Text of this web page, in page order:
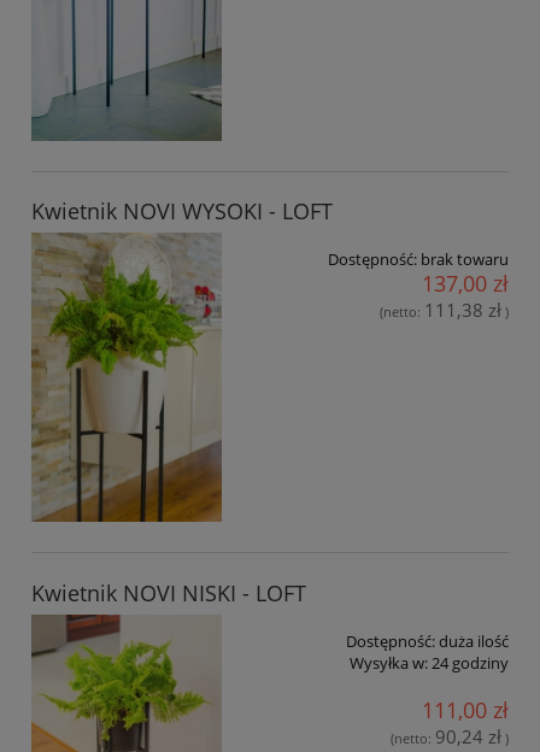
Kwietnik NOVI WYSOKI - LOFT
Dostępność: brak towaru
137,00 zł
(netto: 111,38 zł )
Kwietnik NOVI NISKI - LOFT
Dostępność:duża ilość
Wysyłka w: 24 godziny
111,00 zł
(netto: 90,24 zł )